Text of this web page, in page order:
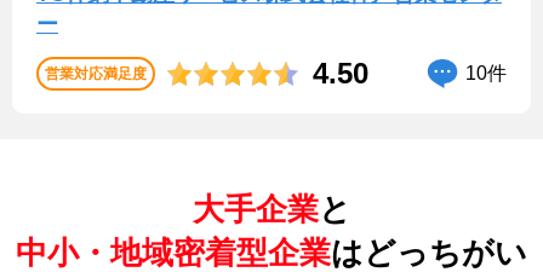
ー
営業対応満足度 4.50 10件
大手企業と
中小・地域密着型企業はどっちがい